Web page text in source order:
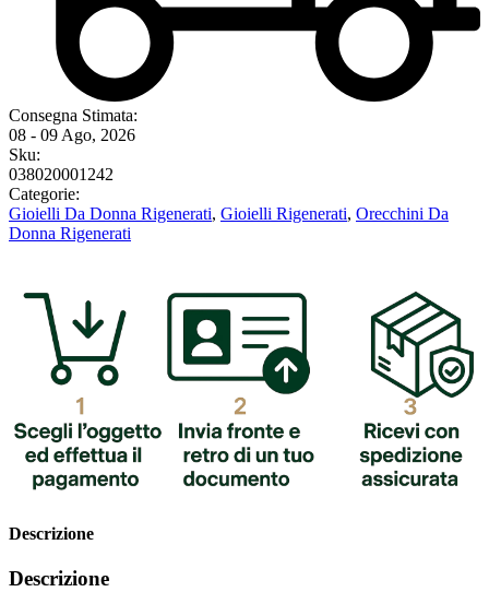
Consegna Stimata:
08 - 09 Ago, 2026
Sku:
038020001242
Categorie:
Gioielli Da Donna Rigenerati, Gioielli Rigenerati, Orecchini Da
Donna Rigenerati
Descrizione
Descrizione